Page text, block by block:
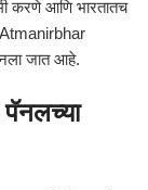
करणे आणि भारतातच
जात आहे.